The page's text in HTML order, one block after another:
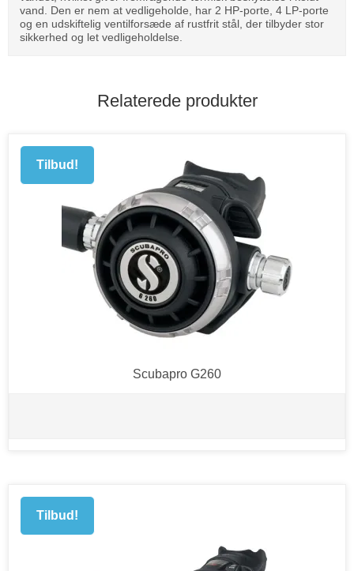
vand. Den er nem at vedligeholde, har 2 HP-porte, 4 LP-porte
og en udskiftelig ventilforsæde af rustfrit stål, der tilbyder stor
sikkerhed og let vedligeholdelse.
Relaterede produkter
Tilbud!
Scubapro G260
Tilbud!